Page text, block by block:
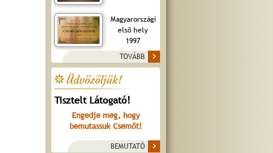
Magyarországi
első hely
1997
TOVÁBB
Üdvözöljük!
Tisztelt Látogató!
Engedje meg, hogy
bemutassuk Csemőt!
BEMUTATÓ